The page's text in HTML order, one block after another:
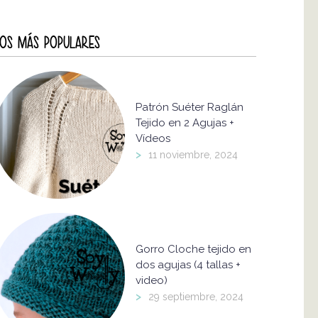
MÁS POPULARES
Patrón Suéter Raglán
Tejido en 2 Agujas +
Vídeos
> 11 noviembre, 2024
Gorro Cloche tejido en
dos agujas (4 tallas +
video)
> 29 septiembre, 2024